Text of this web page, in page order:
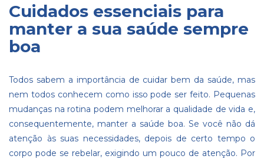
Cuidados essenciais para
manter a sua saúde sempre
boa
Todos sabem a importância de cuidar bem da saúde, mas
nem todos conhecem como isso pode ser feito. Pequenas
mudanças na rotina podem melhorar a qualidade de vida e,
consequentemente, manter a saúde boa. Se você não dá
atenção às suas necessidades, depois de certo tempo o
corpo pode se rebelar, exigindo um pouco de atenção. Por